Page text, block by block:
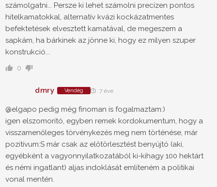
számolgatni... Persze ki lehet számolni precízen pontos
hitelkamatokkal, alternatív kvázi kockázatmentes
befektetések elvesztett kamatával, de megeszem a
sapkám, ha bárkinek az jönne ki, hogy ez milyen szuper
konstrukció...
0
dmry Vendég 7 éve
@elgapo pedig még finoman is fogalmaztam:)
igen elszomorító, egyben remek kordokumentum, hogy a
visszamenőleges törvénykezés meg nem történése, már
pozitívum:S már csak az előtörlesztést benyújtó (aki,
egyébként a vagyonnyilatkozatából ki-kihagy 100 hektárt
és némi ingatlant) aljas indoklását említeném a politikai
vonal mentén.